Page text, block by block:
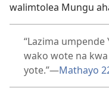
walimtolea Mungu
“Lazima
wako wote na
yote.”​—Mathayo